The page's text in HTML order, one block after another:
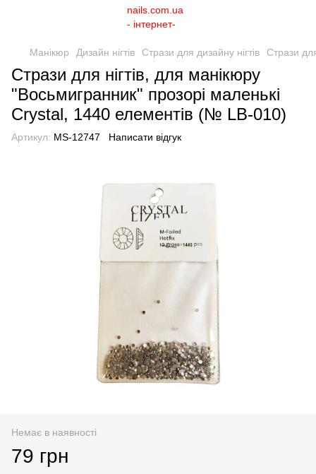
Манікюр Дизайн нігтів Стрази для дизайну нігтів Стрази
Стрази для нігтів, для манікюру
"Восьмигранник" прозорі маленькі
Crystal, 1440 елементів (№ LB-010)
Артикул: MS-12747 Написати відгук
Немає в наявності
79 грн